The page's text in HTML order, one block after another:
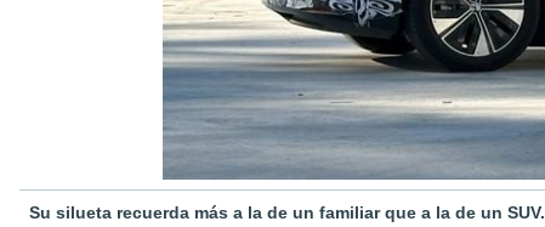
Su silueta recuerda más a la de un familiar que a la de un SUV.